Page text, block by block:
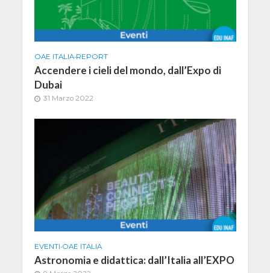
OAE ITALIA•REPORT
Accendere i cieli del mondo, dall’Expo di
Dubai
31 Marzo 2022
EVENTI•OAE ITALIA
Astronomia e didattica: dall’Italia all’EXPO